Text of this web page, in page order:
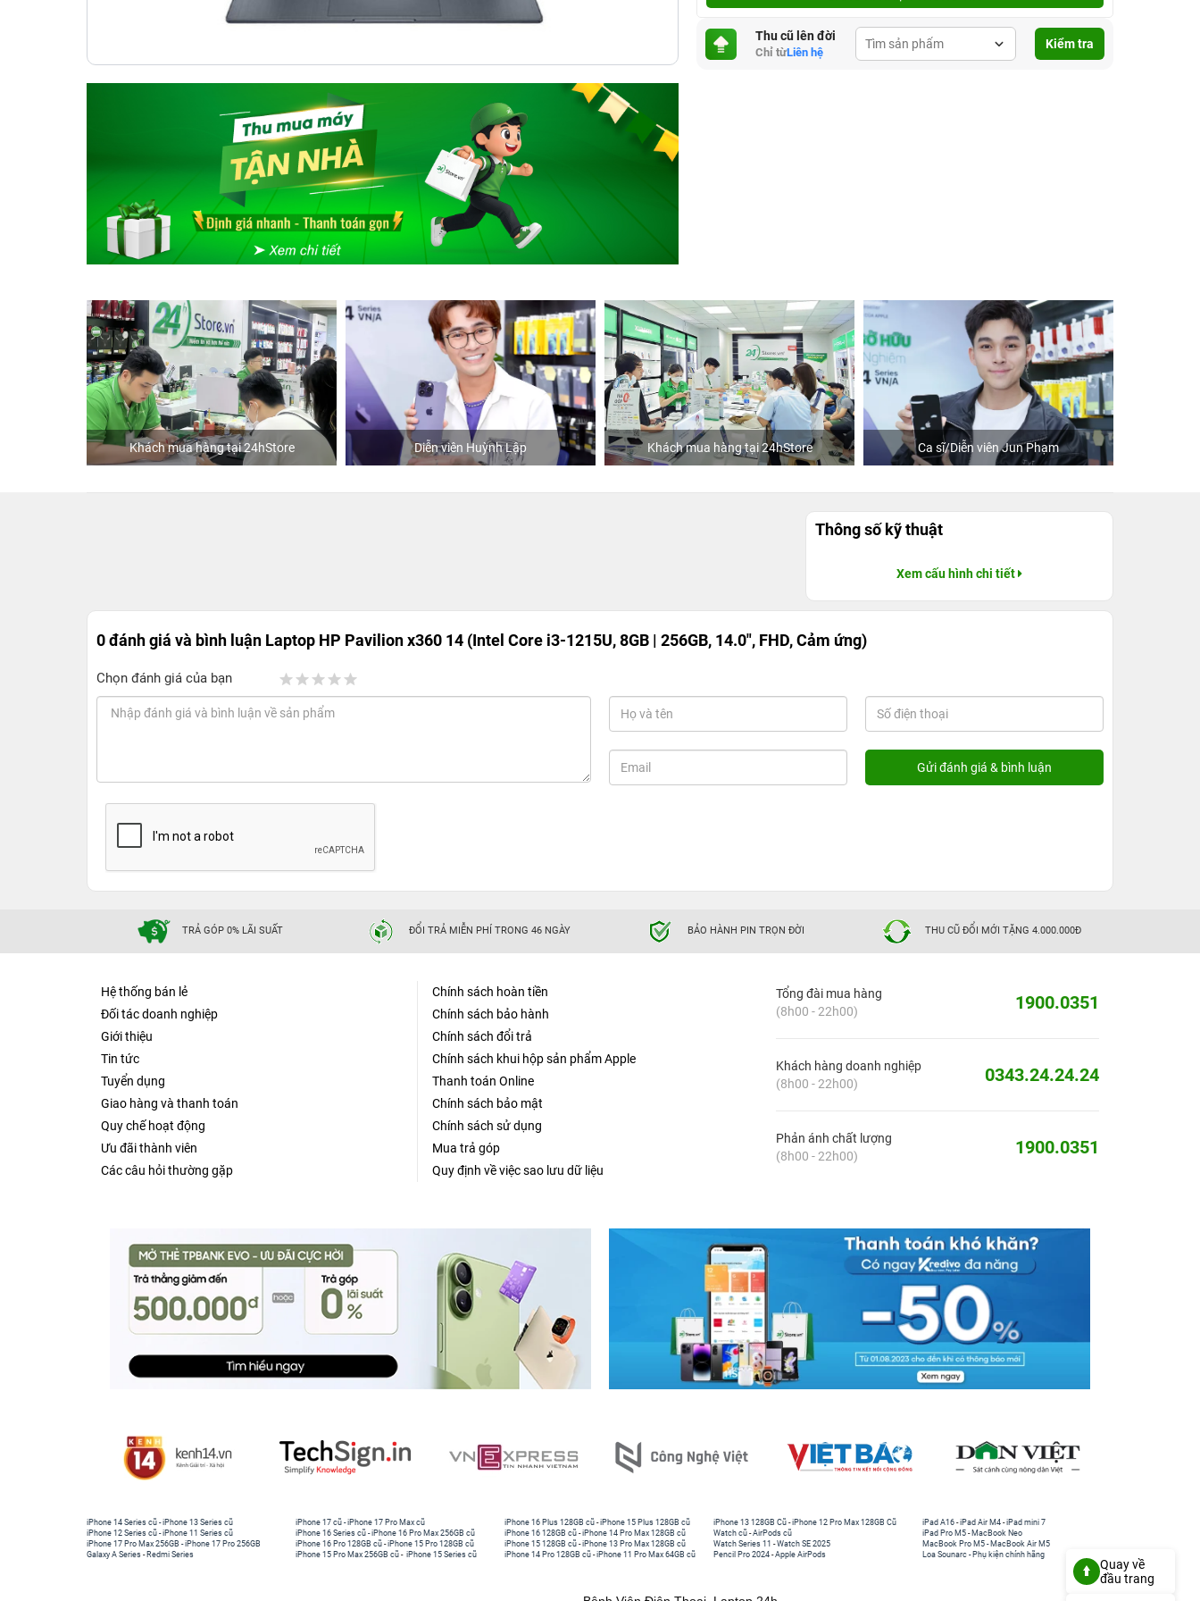
Thu cũ lên đời
Chỉ từLiên hệ
Kiểm tra
Khách mua hàng tại 24hStore Diễn viên Huỳnh Lập Khách mua hàng tại 24hStore Ca sĩ/Diễn viên Jun Phạm Khách mua hàng
Thông số kỹ thuật
Xem cấu hình chi tiết
0 đánh giá và bình luận Laptop HP Pavilion x360 14 (Intel Core i3-1215U, 8GB | 256GB, 14.0", FHD, Cảm ứng)
Chọn đánh giá của bạn
TRẢ GÓP 0% LÃI SUẤT ĐỔI TRẢ MIỄN PHÍ TRONG 46 NGÀY BẢO HÀNH PIN TRỌN ĐỜI THU CŨ ĐỔI MỚI TẶNG 4.000.000Đ
Hệ thống bán lẻ
Đối tác doanh nghiệp
Giới thiệu
Tin tức
Tuyển dụng
Giao hàng và thanh toán
Quy chế hoạt động
Ưu đãi thành viên
Các câu hỏi thường gặp
Chính sách hoàn tiền
Chính sách bảo hành
Chính sách đổi trả
Chính sách khui hộp sản phẩm Apple
Thanh toán Online
Chính sách bảo mật
Chính sách sử dụng
Mua trả góp
Quy định về việc sao lưu dữ liệu
Tổng đài mua hàng
(8h00 - 22h00)
1900.0351
Khách hàng doanh nghiệp
(8h00 - 22h00)
0343.24.24.24
Phản ánh chất lượng
(8h00 - 22h00)
1900.0351
iPhone 14 Series cũ -iPhone 13 Series cũ
iPhone 12 Series cũ -iPhone 11 Series cũ
iPhone 17 Pro Max 256GB -iPhone 17 Pro 256GB
Galaxy A Series - Redmi Series
iPhone 17 cũ -iPhone 17 Pro Max cũ
iPhone 16 Series cũ - iPhone 16 Pro Max 256GB cũ
iPhone 16 Pro 128GB cũ -iPhone 15 Pro 128GB cũ
iPhone 15 Pro Max 256GB cũ - iPhone 15 Series cũ
iPhone 16 Plus 128GB cũ -iPhone 15 Plus 128GB cũ
iPhone 16 128GB cũ -iPhone 14 Pro Max 128GB cũ
iPhone 15 128GB cũ -iPhone 13 Pro Max 128GB cũ
iPhone 14 Pro 128GB cũ -iPhone 11 Pro Max 64GB cũ
iPhone 13 128GB Cũ -iPhone 12 Pro Max 128GB Cũ
Watch cũ -AirPods cũ
Watch Series 11 -Watch SE 2025
Pencil Pro 2024 -Apple AirPods
iPad A16 -iPad Air M4 -iPad mini 7
iPad Pro M5 - MacBook Neo
MacBook Pro M5 - MacBook Air M5
Loa Sounarc - Phụ kiện chính hãng
Quay về
đầu trang